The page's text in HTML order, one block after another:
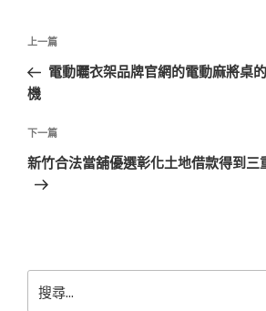
文
導
覽
上
一
篇
章
上一篇
電動曬衣架品牌官網的電動麻將桌
機
下
一
篇
下一篇
新竹合法當舖優選彰化土地借款得到三
尋